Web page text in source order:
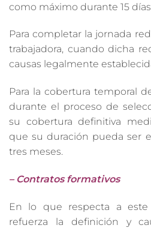
como máximo durante 15
Para completar la jornada
trabajadora, cuando dicha
causas legalmente
Para la cobertura temporal
durante el proceso de
su cobertura definitiva
que su duración pueda ser
tres meses.
– Contratos formativos
En lo que respecta a
refuerza la definición y